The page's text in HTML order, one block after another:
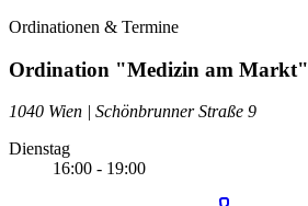
Ordinationen & Termine
Ordination "Medizin am Markt"
1040 Wien | Schönbrunner Straße 9
Dienstag
16:00 - 19:00